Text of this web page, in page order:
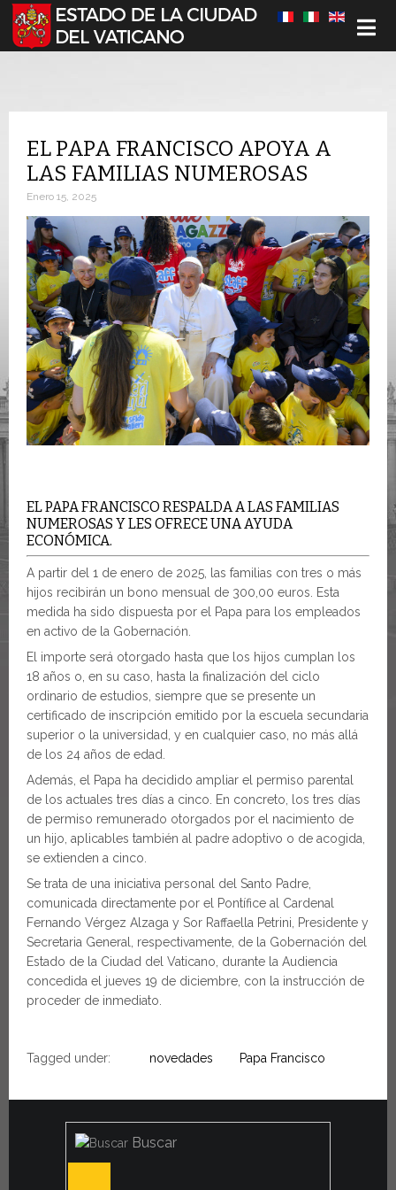
Seleccione su idioma
EL PAPA FRANCISCO APOYA A
LAS FAMILIAS NUMEROSAS
Enero 15, 2025
EL PAPA FRANCISCO RESPALDA A LAS FAMILIAS
NUMEROSAS Y LES OFRECE UNA AYUDA
ECONÓMICA.
A partir del 1 de enero de 2025, las familias con tres o más
hijos recibirán un bono mensual de 300,00 euros. Esta
medida ha sido dispuesta por el Papa para los empleados
en activo de la Gobernación.
El importe será otorgado hasta que los hijos cumplan los
18 años o, en su caso, hasta la finalización del ciclo
ordinario de estudios, siempre que se presente un
certificado de inscripción emitido por la escuela secundaria
superior o la universidad, y en cualquier caso, no más allá
de los 24 años de edad.
Además, el Papa ha decidido ampliar el permiso parental
de los actuales tres días a cinco. En concreto, los tres días
de permiso remunerado otorgados por el nacimiento de
un hijo, aplicables también al padre adoptivo o de acogida,
se extienden a cinco.
Se trata de una iniciativa personal del Santo Padre,
comunicada directamente por el Pontífice al Cardenal
Fernando Vérgez Alzaga y Sor Raffaella Petrini, Presidente y
Secretaria General, respectivamente, de la Gobernación del
Estado de la Ciudad del Vaticano, durante la Audiencia
concedida el jueves 19 de diciembre, con la instrucción de
proceder de inmediato.
Tagged under: novedades Papa Francisco
Buscar